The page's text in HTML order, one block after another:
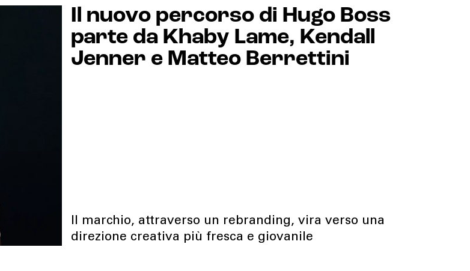
Il nuovo percorso di Hugo Boss
parte da Khaby Lame, Kendall
Jenner e Matteo Berrettini
Il marchio, attraverso un rebranding, vira verso una
direzione creativa più fresca e giovanile